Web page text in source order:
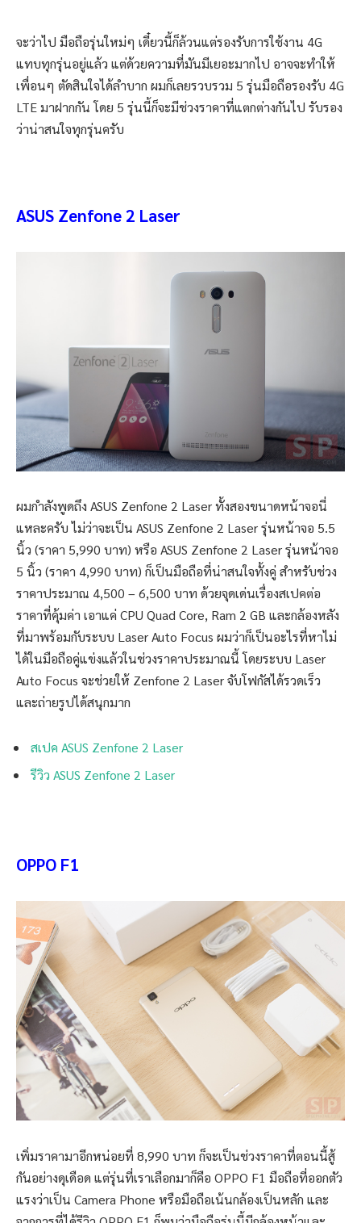
จะว่าไป มือถือรุ่นใหม่ๆ เดี๋ยวนี้ก็ล้วนแต่รองรับการใช้งาน 4G
แทบทุกรุ่นอยู่แล้ว แต่ด้วยความที่มันมีเยอะมากไป อาจจะทำให้
เพื่อนๆ ตัดสินใจได้ลำบาก ผมก็เลยรวบรวม 5 รุ่นมือถือรองรับ 4G
LTE มาฝากกัน โดย 5 รุ่นนี้ก็จะมีช่วงราคาที่แตกต่างกันไป รับรอง
ว่าน่าสนใจทุกรุ่นครับ
ASUS Zenfone 2 Laser
ผมกำลังพูดถึง ASUS Zenfone 2 Laser ทั้งสองขนาดหน้าจอนี่
แหละครับ ไม่ว่าจะเป็น ASUS Zenfone 2 Laser รุ่นหน้าจอ 5.5
นิ้ว (ราคา 5,990 บาท) หรือ ASUS Zenfone 2 Laser รุ่นหน้าจอ
5 นิ้ว (ราคา 4,990 บาท) ก็เป็นมือถือที่น่าสนใจทั้งคู่ สำหรับช่วง
ราคาประมาณ 4,500 – 6,500 บาท ด้วยจุดเด่นเรื่องสเปคต่อ
ราคาที่คุ้มค่า เอาแค่ CPU Quad Core, Ram 2 GB และกล้องหลัง
ที่มาพร้อมกับระบบ Laser Auto Focus ผมว่าก็เป็นอะไรที่หาไม่
ได้ในมือถือคู่แข่งแล้วในช่วงราคาประมาณนี้ โดยระบบ Laser
Auto Focus จะช่วยให้ Zenfone 2 Laser จับโฟกัสได้รวดเร็ว
และถ่ายรูปได้สนุกมาก
สเปค ASUS Zenfone 2 Laser
รีวิว ASUS Zenfone 2 Laser
OPPO F1
เพิ่มราคามาอีกหน่อยที่ 8,990 บาท ก็จะเป็นช่วงราคาที่ตอนนี้สู้
กันอย่างดุเดือด แต่รุ่นที่เราเลือกมาก็คือ OPPO F1 มือถือที่ออกตัว
แรงว่าเป็น Camera Phone หรือมือถือเน้นกล้องเป็นหลัก และ